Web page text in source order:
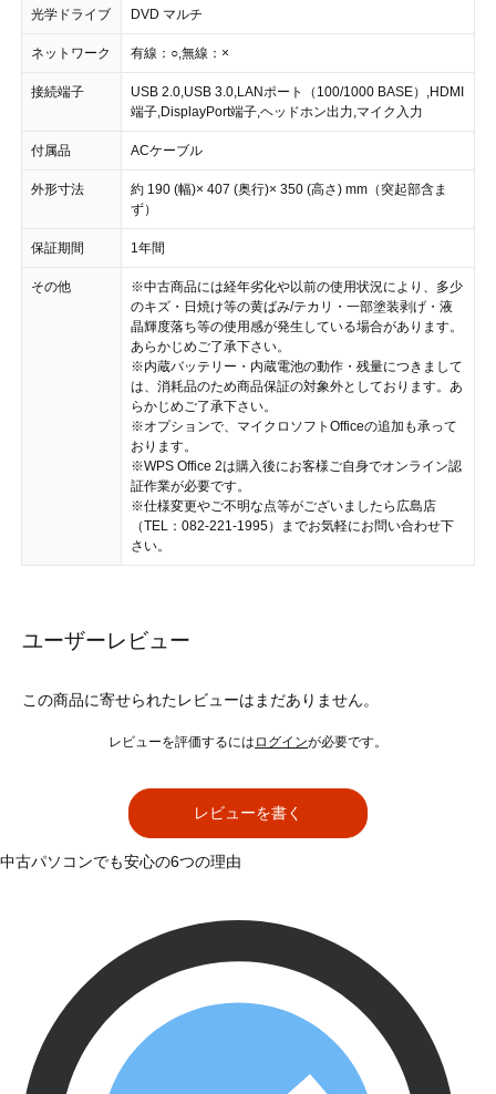
光学ドライブ DVD マルチ
ネットワーク 有線：○,無線：×
接続端子
USB 2.0,USB 3.0,LANポート（100/1000 BASE）,HDMI
端子,DisplayPort端子,ヘッドホン出力,マイク入力
付属品 ACケーブル
外形寸法
約 190 (幅)× 407 (奥行)× 350 (高さ) mm（突起部含ま
ず）
保証期間 1年間
その他
※中古商品には経年劣化や以前の使用状況により、多少
のキズ・日焼け等の黄ばみ/テカリ・一部塗装剥げ・液
晶輝度落ち等の使用感が発生している場合があります。
あらかじめご了承下さい。
※内蔵バッテリー・内蔵電池の動作・残量につきまして
は、消耗品のため商品保証の対象外としております。あ
らかじめご了承下さい。
※オプションで、マイクロソフトOfficeの追加も承って
おります。
※WPS Office 2は購入後にお客様ご自身でオンライン認
証作業が必要です。
※仕様変更やご不明な点等がございましたら広島店
（TEL：082-221-1995）までお気軽にお問い合わせ下
さい。
ユーザーレビュー
この商品に寄せられたレビューはまだありません。
レビューを評価するには ログインが必要です。
レビューを書く
中古パソコンでも安心の6つの理由